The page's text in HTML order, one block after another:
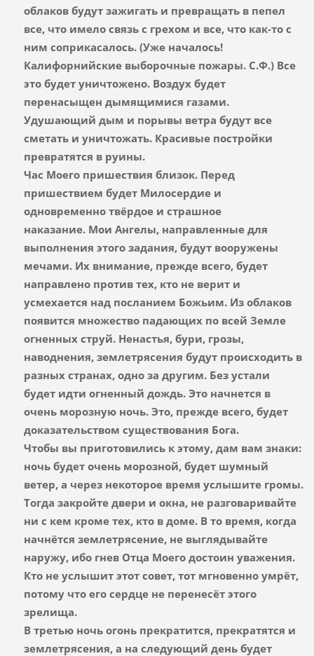
облаков будут зажигать и превращать в пепел
все, что имело связь с грехом и все, что как-то с
ним соприкасалось. (Уже началось!
Калифорнийские выборочные пожары. С.Ф.) Все
это будет уничтожено. Воздух будет
перенасыщен дымящимися газами.
Удушающий дым и порывы ветра будут все
сметать и уничтожать. Красивые постройки
превратятся в руины.
Час Моего пришествия близок. Перед
пришествием будет Милосердие и
одновременно твёрдое и страшное
наказание. Мои Ангелы, направленные для
выполнения этого задания, будут вооружены
мечами. Их внимание, прежде всего, будет
направлено против тех, кто не верит и
усмехается над посланием Божьим. Из облаков
появится множество падающих по всей Земле
огненных струй. Ненастья, бури, грозы,
наводнения, землетрясения будут происходить в
разных странах, одно за другим. Без устали
будет идти огненный дождь. Это начнется в
очень морозную ночь.Это, прежде всего, будет
доказательством существования Бога.
Чтобы вы приготовились к этому, дам вам знаки:
ночь будет очень морозной, будет шумный
ветер, а через некоторое время услышите громы.
Тогда закройте двери и окна, не разговаривайте
ни с кем кроме тех, кто в доме. В то время, когда
начнётся землетрясение, не выглядывайте
наружу, ибо гнев Отца Моего достоин уважения.
Кто не услышит этот совет, тот мгновенно умрёт,
потому что его сердце не перенесёт этого
зрелища.
В третью ночь огонь прекратится, прекратятся и
землетрясения, а на следующий день будет